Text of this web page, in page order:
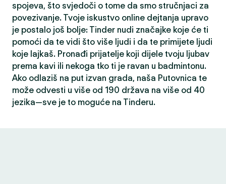
spojeva, što svjedoči o tome da smo stručnjaci za
povezivanje. Tvoje iskustvo online dejtanja upravo
je postalo još bolje: Tinder nudi značajke koje će ti
pomoći da te vidi što više ljudi i da te primijete ljudi
koje lajkaš. Pronađi prijatelje koji dijele tvoju ljubav
prema kavi ili nekoga tko ti je ravan u badmintonu.
Ako odlaziš na put izvan grada, naša Putovnica te
može odvesti u više od 190 država na više od 40
jezika—sve je to moguće na Tinderu.